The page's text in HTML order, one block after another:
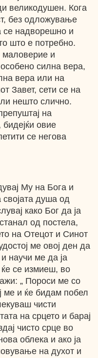
великодушен. Кога
без одложување
се надворешно и
што е потребно.
маловерие и
силна вера,
вера или на
Завет, сети се на
нешто слично.
на
бидејќи овие
се негова
Му на Бога и
својата душа од
како Бог да ја
од постела,
на Отецот и Синот
ме овој ден да
научи ме да ја
ќе се измиеш, во
„ Пороси ме со
ме и ќе бидам побел
чисти
на срцето и барај
чисто срце во
облека и ако ја
на духот и